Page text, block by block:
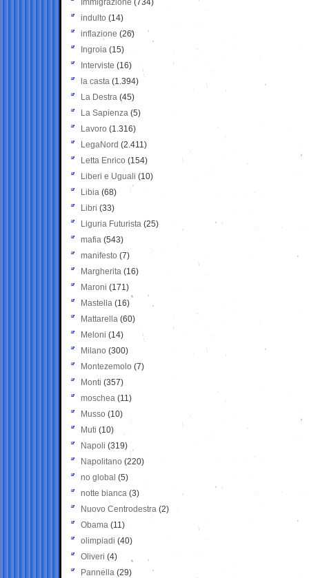
Immigrazione (734)
indulto (14)
inflazione (26)
Ingroia (15)
Interviste (16)
la casta (1.394)
La Destra (45)
La Sapienza (5)
Lavoro (1.316)
LegaNord (2.411)
Letta Enrico (154)
Liberi e Uguali (10)
Libia (68)
Libri (33)
Liguria Futurista (25)
mafia (543)
manifesto (7)
Margherita (16)
Maroni (171)
Mastella (16)
Mattarella (60)
Meloni (14)
Milano (300)
Montezemolo (7)
Monti (357)
moschea (11)
Musso (10)
Muti (10)
Napoli (319)
Napolitano (220)
no global (5)
notte bianca (3)
Nuovo Centrodestra (2)
Obama (11)
olimpiadi (40)
Oliveri (4)
Pannella (29)